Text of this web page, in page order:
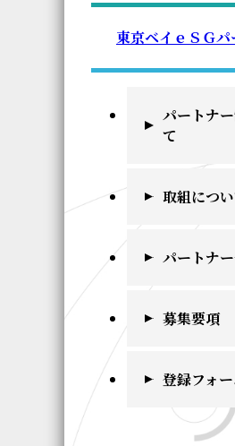
東京ベイｅＳＧ
パートナ
て
取組につ
パートナ
募集要項
登録フォ